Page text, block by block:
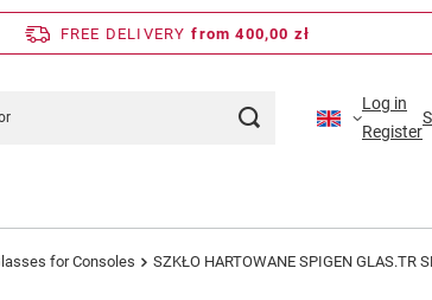
FREE DELIVERY from 400,00 zł
Log in
Register
for Consoles SZKŁO HARTOWANE SPIGEN GLAS.TR